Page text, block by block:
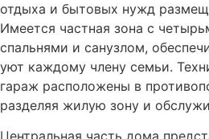
отдыха и бытовых нужд
Имеется частная зона с
спальнями и санузлом,
уют каждому члену семьи.
гараж расположены в
разделяя жилую зону и